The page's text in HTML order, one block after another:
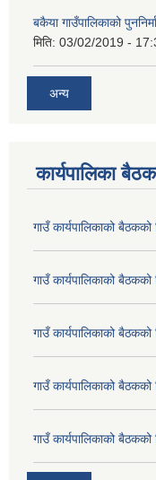
बकैया गाउँपालिकाको
मिति: 03/02/2019 -
अन्य
कार्यपालिका
गाउँ कार्यपालिकाको
गाउँ कार्यपालिकाको
गाउँ कार्यपालिकाको
गाउँ कार्यपालिकाको
गाउँ कार्यपालिकाको